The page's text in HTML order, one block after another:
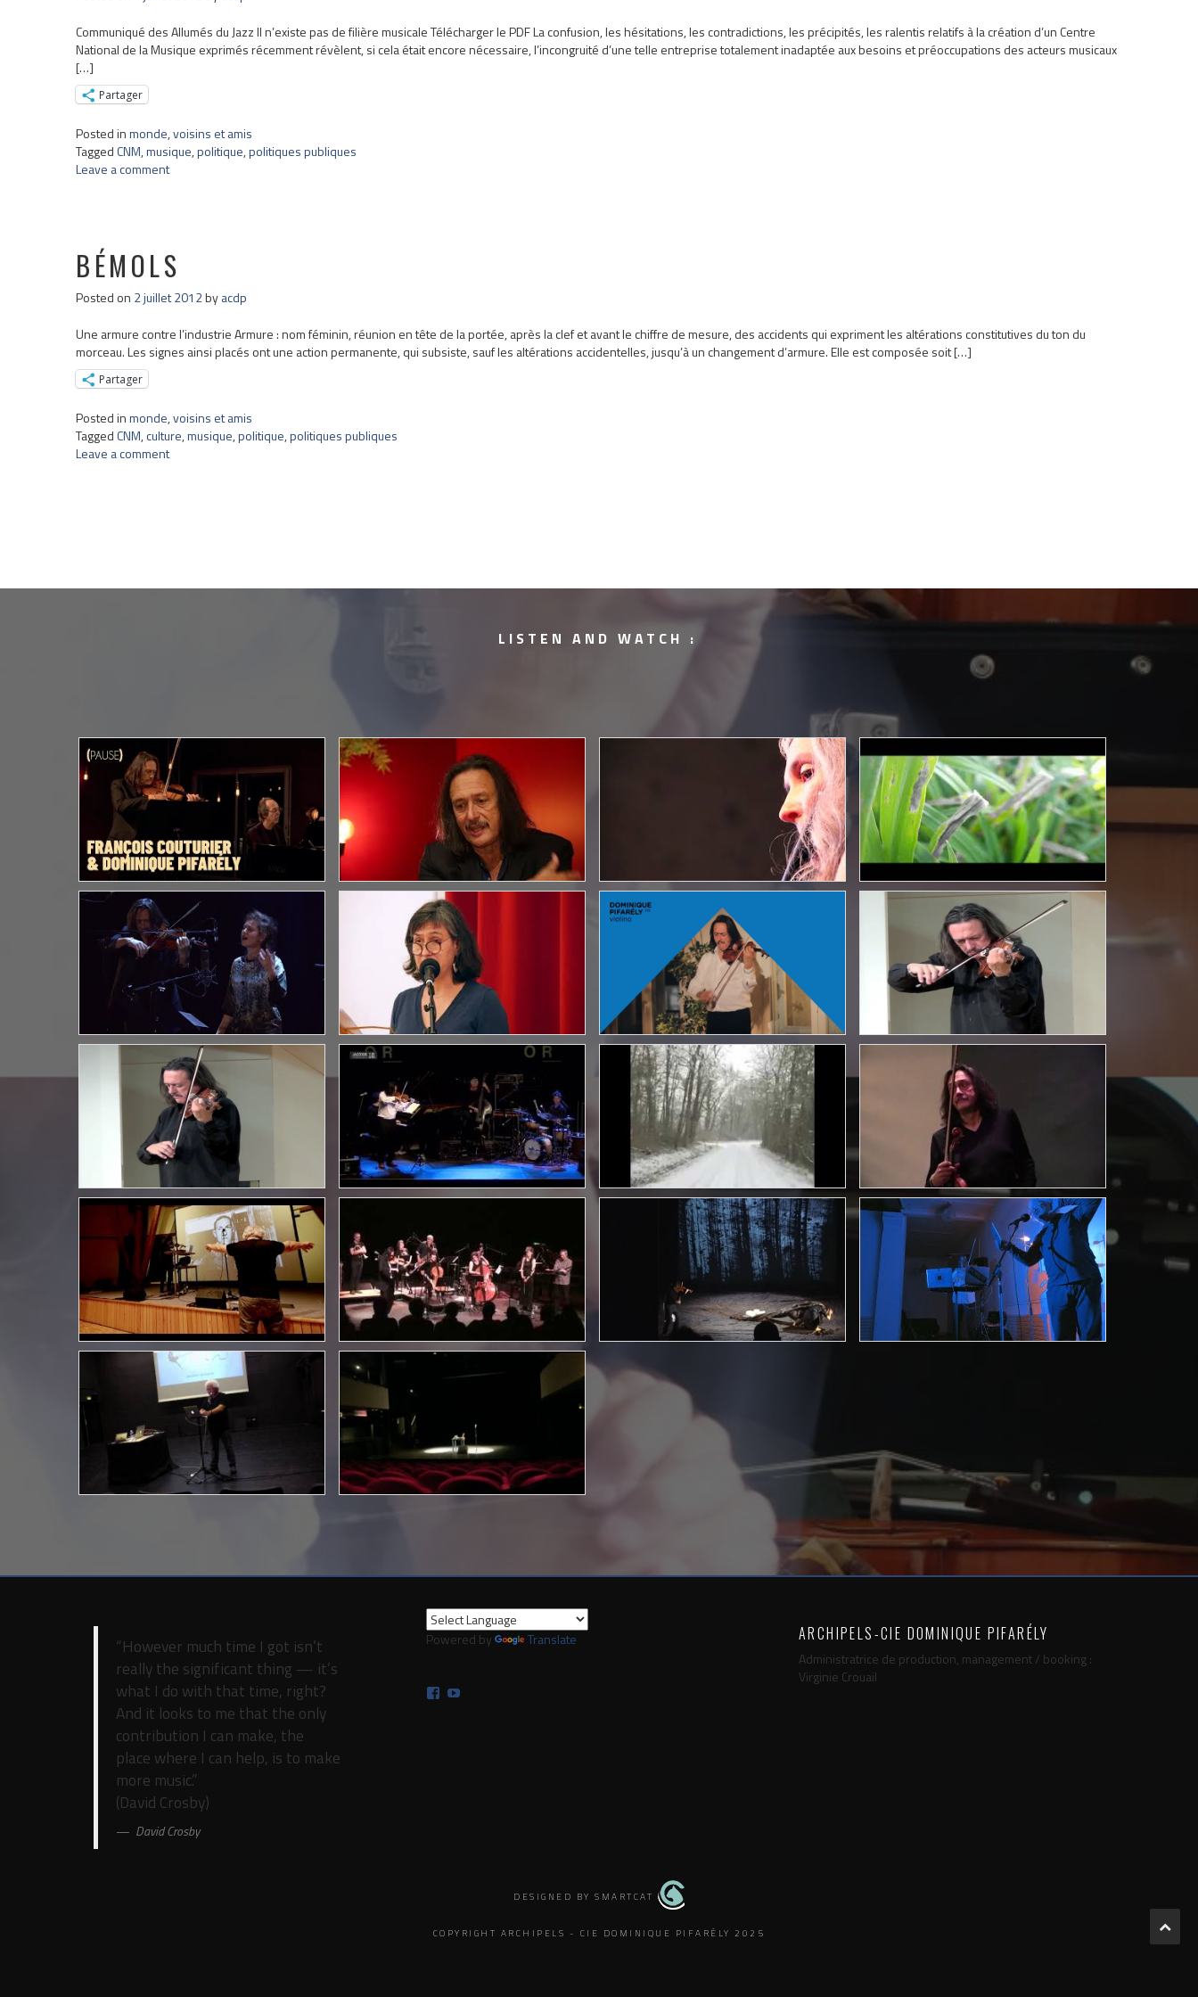
Communiqué des Allumés du Jazz Il n’existe pas de filière musicale Télécharger le PDF La confusion, les hésitations, les contradictions, les précipités, les ralentis relatifs à la création d’un Centre
National de la Musique exprimés récemment révèlent, si cela était encore nécessaire, l’incongruité d’une telle entreprise totalement inadaptée aux besoins et préoccupations des acteurs musicaux
[…]
Partager
Posted inmonde,voisins et amis
TaggedCNM,musique,politique,politiques publiques
Leave a comment
BÉMOLS
Posted on 2 juillet 2012byacdp
Une armure contre l’industrie Armure : nom féminin, réunion en tête de la portée, après la clef et avant le chiffre de mesure, des accidents qui expriment les altérations constitutives du ton du
morceau. Les signes ainsi placés ont une action permanente, qui subsiste, sauf les altérations accidentelles, jusqu’à un changement d’armure. Elle est composée soit […]
Partager
Posted inmonde,voisins et amis
TaggedCNM,culture,musique,politique,politiques publiques
Leave a comment
LISTEN AND WATCH :
“However much time I got isn’t
really the significant thing — it’s
what I do with that time, right?
And it looks to me that the only
contribution I can make, the
place where I can help, is to make
more music.”
(David Crosby)
David Crosby
Powered by Translate ARCHIPELS-CIE DOMINIQUE PIFARÉLY
Administratrice de production, management / booking :
Virginie Crouail
Facebook
DESIGNED BY SMARTCAT
COPYRIGHT ARCHIPELS - CIE DOMINIQUE PIFARÉLY 2025